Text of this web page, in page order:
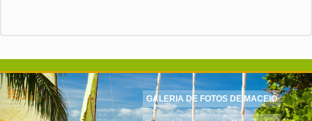
GALERIA DE FOTOS DE MACEIÓ